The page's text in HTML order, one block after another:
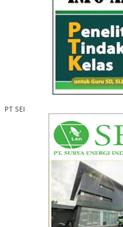
PT SEI